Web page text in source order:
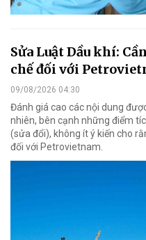
Sửa Luật Dầu khí:
chế đối với
09/08/2026 04:30
Đánh giá cao các nội dung
nhiên, bên cạnh những điểm
(sửa đổi), không ít ý kiến cho
đối với Petrovietnam.